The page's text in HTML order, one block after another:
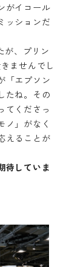
がイコール
ッションだ
が、プリン
ませんでし
「エプソン
たね。その
てくださっ
ノ」がなく
えることが
待していま